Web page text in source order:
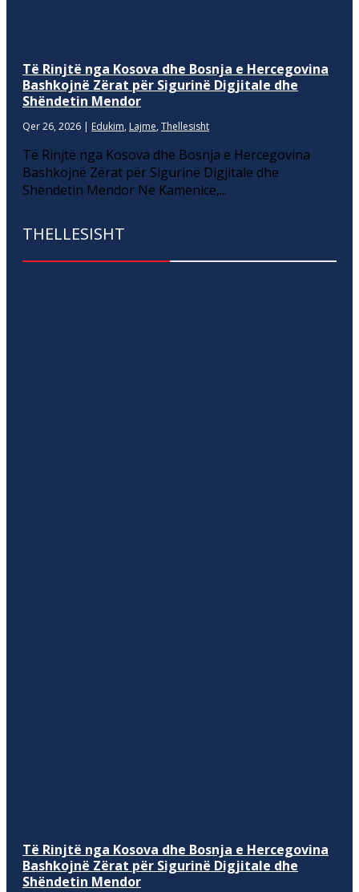
Të Rinjtë nga Kosova dhe Bosnja e Hercegovina
Bashkojnë Zërat për Sigurinë Digjitale dhe
Shëndetin Mendor
Qer 26, 2026 | Edukim, Lajme, Thellesisht
Të Rinjtë nga Kosova dhe Bosnja e Hercegovina
Bashkojnë Zërat për Sigurinë Digjitale dhe
Shëndetin Mendor Në Kamenicë,...
THELLESISHT
Të Rinjtë nga Kosova dhe Bosnja e Hercegovina
Bashkojnë Zërat për Sigurinë Digjitale dhe
Shëndetin Mendor